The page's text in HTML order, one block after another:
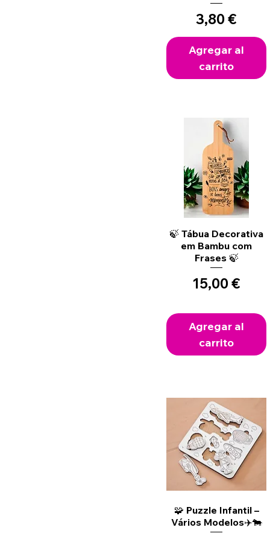
Precio
3,80 €
Agregar al
carrito
Vista rápida
🍃 Tábua Decorativa
em Bambu com
Frases 🍃
Precio
15,00 €
Agregar al
carrito
Vista rápida
🧩 Puzzle Infantil –
Vários Modelos✈️🐄